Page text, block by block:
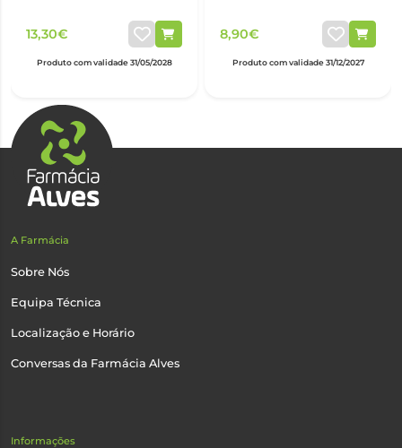
13,30€
Produto com validade 31/05/2028
8,90€
Produto com validade 31/12/2027
A Farmácia
Sobre Nós
Equipa Técnica
Localização e Horário
Conversas da Farmácia Alves
Informações